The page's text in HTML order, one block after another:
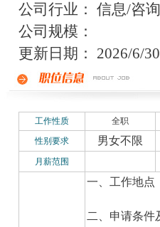
公司行业： 信息/咨
公司规模：
更新日期： 2026/6/
工作性质
全职
性别要求
男女不限
月薪范围
一、工作地点
二、申请条件